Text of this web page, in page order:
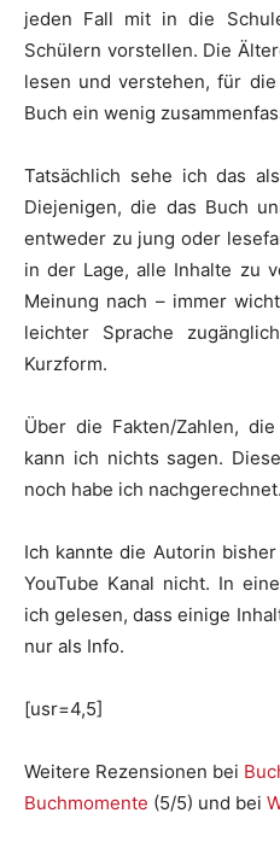
jeden Fall mit in die
Schülern vorstellen. Die
lesen und verstehen, für
Buch ein wenig
Tatsächlich sehe ich das
Diejenigen, die das Buch
entweder zu jung oder
in der Lage, alle Inhalte zu
Meinung nach – immer
leichter Sprache
Kurzform.
Über die Fakten/Zahlen,
kann ich nichts sagen.
noch habe ich nachgerechnet.
Ich kannte die Autorin
YouTube Kanal nicht. In
ich gelesen, dass einige
nur als Info.
[usr=4,5]
Weitere Rezensionen bei
Buchmomente (5/5) und bei